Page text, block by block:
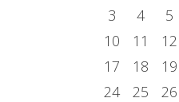
3
4 5
10
11 12
17
18 19
24
25 26